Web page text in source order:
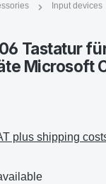
Input devices
Tastatur
Microsoft
plus shipping